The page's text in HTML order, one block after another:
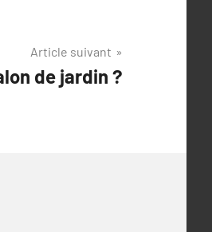
Article suivant
de jardin ?